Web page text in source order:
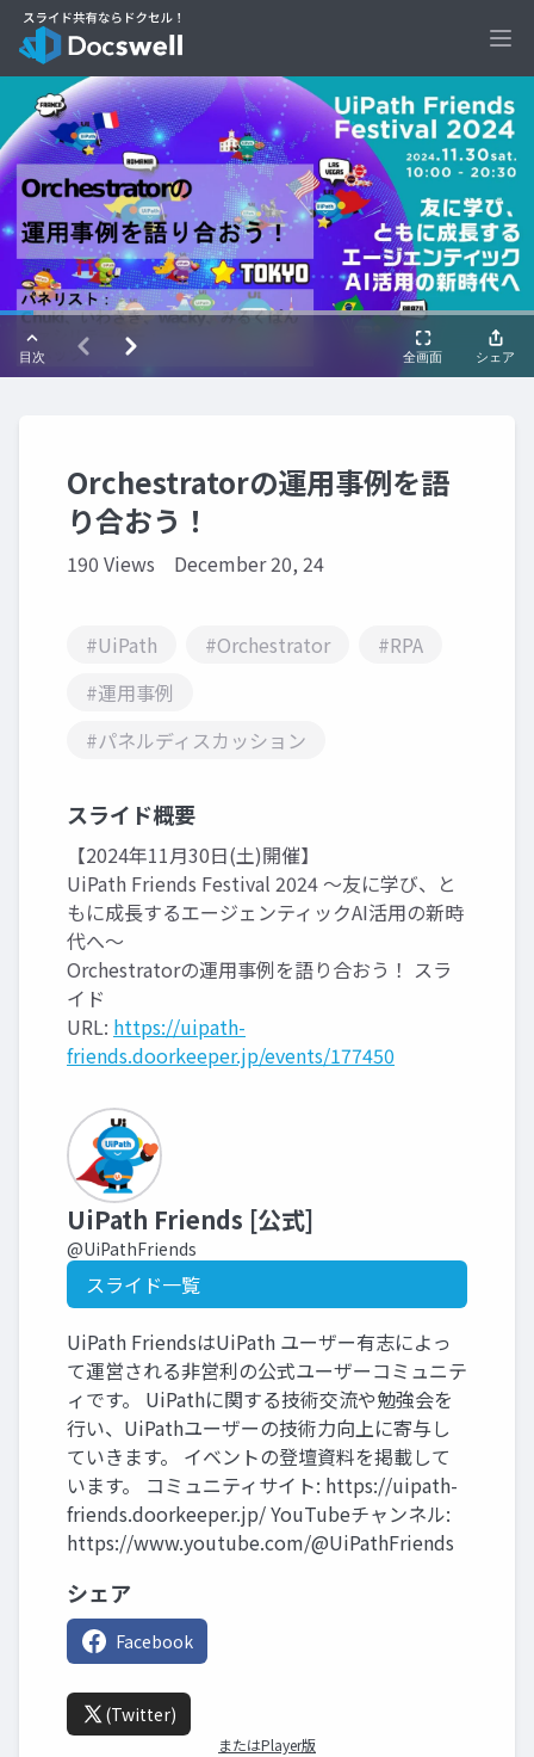
Orchestratorの運用事例を語
り合おう！
190 Views December 20, 24
#UiPath #Orchestrator
#RPA
#運用事例
#パネルディスカッション
スライド概要
【2024年11月30日(土)開催】
UiPath Friends Festival 2024 ～友に学び、と
もに成長するエージェンティックAI活用の新時
代へ～
Orchestratorの運用事例を語り合おう！ スラ
イド
URL: https://uipath-
friends.doorkeeper.jp/events/177450
UiPath Friends [公式]
@UiPathFriends
スライド一覧
UiPath FriendsはUiPath ユーザー有志によっ
て運営される非営利の公式ユーザーコミュニテ
ィです。 UiPathに関する技術交流や勉強会を
行い、UiPathユーザーの技術力向上に寄与し
ていきます。 イベントの登壇資料を掲載して
います。 コミュニティサイト: https://uipath-
friends.doorkeeper.jp/ YouTubeチャンネル:
https://www.youtube.com/@UiPathFriends
シェア
Facebook
(Twitter)
またはPlayer版